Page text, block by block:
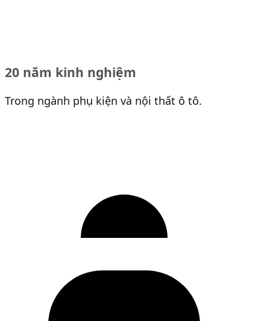
20 năm kinh nghiệm
Trong ngành phụ kiện và nội thất ô tô.